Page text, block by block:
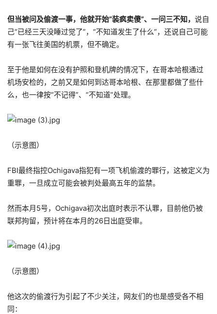
但当被问及偷渡一事，他就开始“装疯卖傻”、一问三不知， 说自
己“已经三天没睡过觉了”，“不知道发生了什么”，还说自己可能
有一张飞往美国的机票，但不确定。
至于他是如何在没有护照和登机牌的情况下，在哥本哈根通过
机场安检的，之前又是如何到达哥本哈根、在那里都做了些什
么，也一律按“不记得”、“不知道”处理。
（示意图）
FBI最终指控Ochigava指犯有一项飞机偷渡的罪行，这被定义为
重罪，一旦成立可能会被判处最高五年的监禁。
然而本月5号，Ochigava初次出庭时表示不认罪，目前他仍被
联邦拘留，预计将在本月的26日出庭受审。
（示意图）
他这次的偷渡行为引起了不少关注，网友们的也是感受各不相
同：